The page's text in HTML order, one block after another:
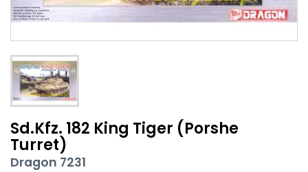
Sd.Kfz. 182 King Tiger (Porshe
Turret)
Dragon 7231